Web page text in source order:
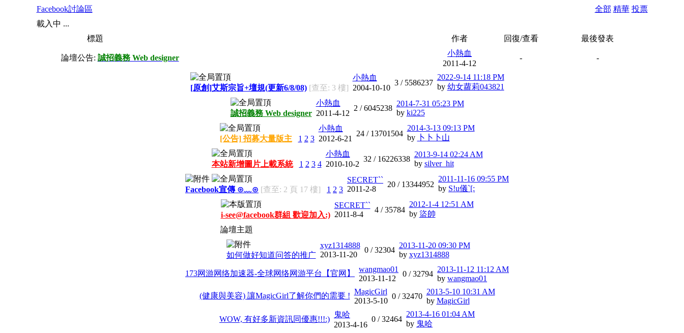
Facebook討論區
全部 精華 投票
載入中 ...
標題
作者 回復/查看 最後發表
論壇公告: 誠招義務 Web designer
小熱血
2011-4-12
- -
[原創]艾斯宗旨+壇規(更新6/8/08) [查至: 3 樓]
小熱血
2004-10-10
3 / 5586237
2022-9-14 11:18 PM
by 幼女蘿莉043821
誠招義務 Web designer
小熱血
2011-4-12
2 /6045238
2014-7-31 05:23 PM
by ki225
[公告] 招募大量版主 1 2 3
小熱血
2012-6-21
24 / 13701504
2014-3-13 09:13 PM
by
卜卜卜山
本站新增圖片上載系統 1 2 3 4
小熱血
2010-10-2
32 / 16226338
2013-9-14 02:24 AM
by silver_hit
Facebook宣傳 ⊙﹏⊙ [查至: 2 頁 17 樓] 1 2 3
SECRET``
2011-2-8
20 / 13344952
2011-11-16 09:55 PM
by S!u儀`[:
i-see@facebook群組 歡迎加入:)
SECRET``
2011-8-4
4 /35784
2012-1-4 12:51 AM
by 盜帥
論壇主題
如何做好知道问答的推广
xyz1314888
2013-11-20
0 /32304
2013-11-20 09:30 PM
by xyz1314888
173网游网络加速器-全球网络网游平台【官网】
wangmao01
2013-11-12
0 /32794
2013-11-12 11:12 AM
by wangmao01
(健康與美容) 讓MagicGirl了解你們的需要 ! MagicGirl
2013-5-10
0 /32470
2013-5-10 10:31 AM
by MagicGirl
WOW, 有好多新資訊同優惠!!!:)
鬼哈
2013-4-16
0 /32464
2013-4-16 01:04 AM
by 鬼哈